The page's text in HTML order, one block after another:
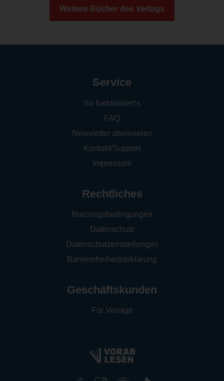
Weitere Bücher des Verlags
Service
So funktioniert‘s
FAQ
Newsletter abonnieren
Kontakt/Support
Impressum
Rechtliches
Nutzungsbedingungen
Datenschutz
Datenschutzeinstellungen
Barrierefreiheitserklärung
Geschäftskunden
Für Verlage